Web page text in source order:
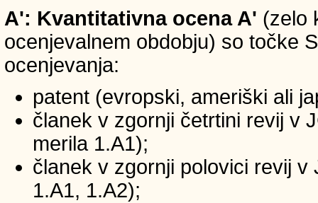
A': Kvantitativna ocena A' (zelo
ocenjevalnem obdobju) so točke
ocenjevanja:
patent (evropski, ameriški ali
članek v zgornji četrtini revij v
merila 1.A1);
članek v zgornji polovici revij
1.A1, 1.A2);